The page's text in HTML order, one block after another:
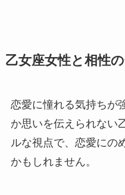
乙女座女性と相性
恋愛に憧れる気持ちが
か思いを伝えられない
ルな視点で、恋愛にの
かもしれません。